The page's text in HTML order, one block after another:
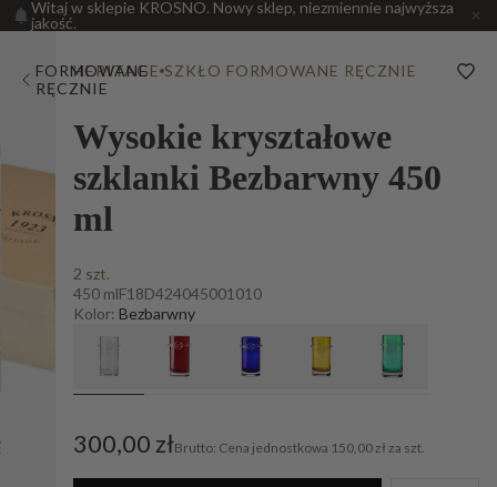
Witaj w sklepie KROSNO. Nowy sklep, niezmiennie najwyższa
jakość.
FORMOWANE
RĘCZNIE
HERITAGE SZKŁO FORMOWANE RĘCZNIE
Wysokie kryształowe
szklanki Bezbarwny 450
ml
2 szt.
450 mlF18D424045001010
Kolor: Bezbarwny
300,00 zł Cena jednostkowa 150,00 zł za szt.